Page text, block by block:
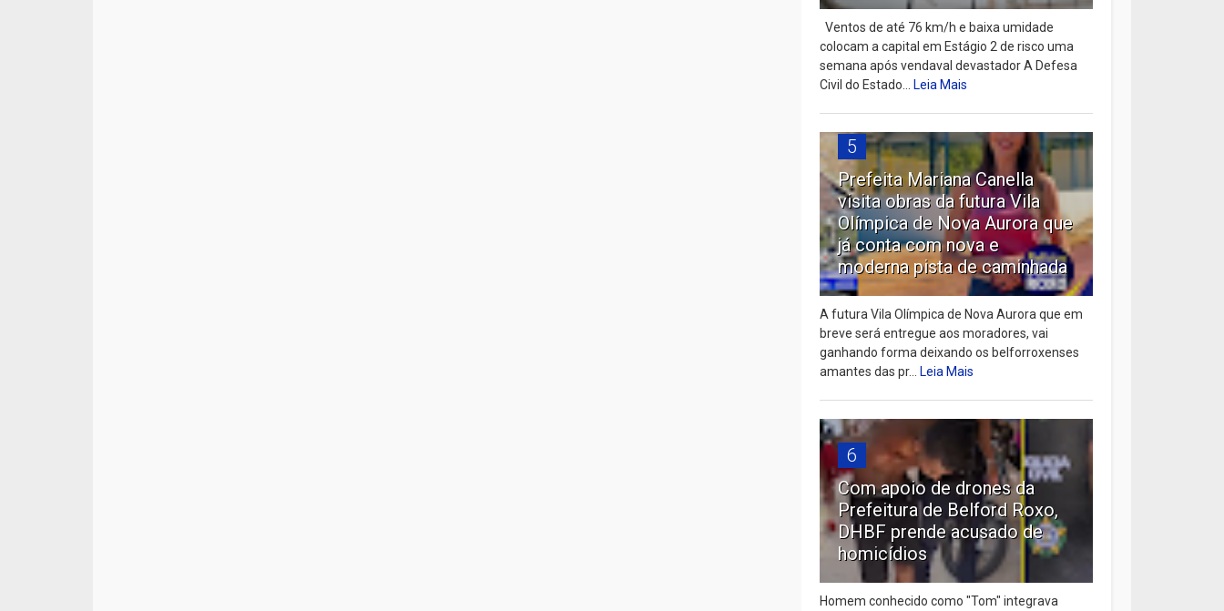
Ventos de até 76 km/h e baixa umidade
colocam a capital em Estágio 2 de risco uma
semana após vendaval devastador A Defesa
Civil do Estado...Leia Mais
5
Prefeita Mariana Canella
visita obras da futura Vila
Olímpica de Nova Aurora que
já conta com nova e
moderna pista de caminhada
A futura Vila Olímpica de Nova Aurora que em
breve será entregue aos moradores, vai
ganhando forma deixando os belforroxenses
amantes das pr...Leia Mais
6
Com apoio de drones da
Prefeitura de Belford Roxo,
DHBF prende acusado de
homicídios
Homem conhecido como "Tom" integrava